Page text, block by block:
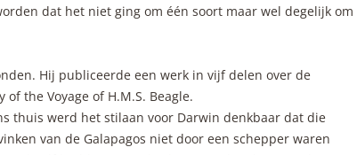
dat het niet ging om één soort maar wel degelijk om
Hij publiceerde een werk in vijf delen over de
the Voyage of H.M.S. Beagle.
thuis werd het stilaan voor Darwin denkbaar dat die
van de Galapagos niet door een schepper waren